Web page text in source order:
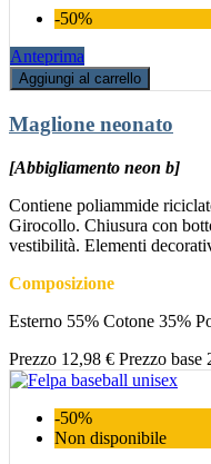
-50%
Anteprima
Aggiungi al carrello
Maglione neonato
[Abbigliamento neon b]
Contiene poliammide
Girocollo. Chiusura con
vestibilità. Elementi
Composizione
Esterno 55% Cotone 35%
Prezzo 12,98 € Prezzo base
-50%
Non disponibile